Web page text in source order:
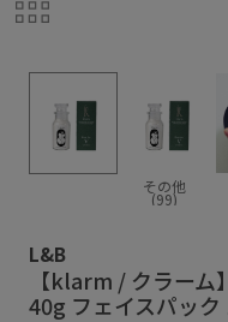
その他
(99)
L&B
【klarm / クラー
40g フェイスパック